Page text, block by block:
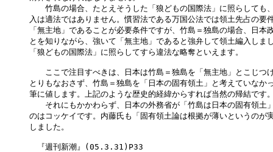
竹島の場合、たとえそうした「狼どもの国際法」に照らしても
入は適法ではありません。慣習法である万国公法では領土先占の要
「無主地」であることが必要条件ですが、竹島＝独島の場合、日本
とを知りながら、強いて「無主地」であると強弁して領土編入しま
「狼どもの国際法」に照らしてすら違法な略奪といえます。
ここで注目すべきは、日本は竹島＝独島を「無主地」とこじつ
とりもなおさず、竹島＝独島を「日本の固有領土」と考えていなか
筆に値します。上記のような歴史的経緯からすれば当然の帰結です
それにもかかわらず、日本の外務省が「竹島は日本の固有領土
のはコッケイです。内藤氏も「固有領土論は根拠が薄いというのが
しました。
『週刊新潮』(05.3.31)P33